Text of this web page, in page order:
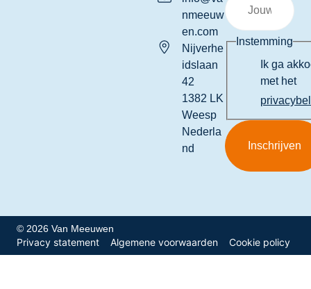
nmeeuw
en.com
Nijverhe
idslaan
42
1382 LK
Weesp
Nederla
nd
Instemming
Ik ga
met het
© 2026 Van Meeuwen
Privacy statement Algemene voorwaarden Cookie policy